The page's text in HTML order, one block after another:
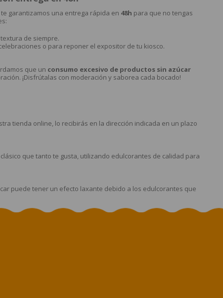
garantizamos una entrega rápida en 48h para que no tengas
de siempre.
o para reponer el expositor de tu kiosco.
que un consumo excesivo de productos sin azúcar
¡Disfrútalas con moderación y saborea cada bocado!
tienda online, lo recibirás en la dirección indicada en un plazo
que tanto te gusta, utilizando edulcorantes de calidad para
puede tener un efecto laxante debido a los edulcorantes que